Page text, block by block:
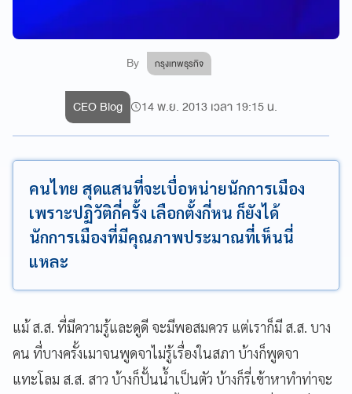
By กรุงเทพธุรกิจ
CEO Blog 14 พ.ย. 2013 เวลา 19:15 น.
คนไทย สุดแสนที่จะเบื่อหน่ายนักการเมือง
เพราะปฏิวัติกี่ครั้ง เลือกตั้งกี่หน ก็ยังได้
นักการเมืองที่มีคุณภาพประมาณที่เห็นนี่
แหละ
แม้ ส.ส. ที่มีความรู้และดูดี จะมีพอสมควร แต่เราก็มี ส.ส. บาง
คน ที่บางครั้งเมาจนพูดจาไม่รู้เรื่องในสภา บ้างก็พูดจา
แทะโลม ส.ส. สาว บ้างก็ปั้นน้ำเป็นตัว บ้างก็รี่เข้าหาทำท่าจะ